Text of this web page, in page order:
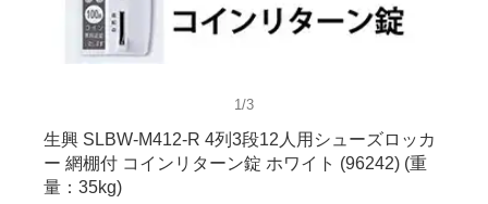
1/3
生興 SLBW-M412-R 4列3段12人用シューズロッカ
ー 網棚付 コインリターン錠 ホワイト (96242) (重
量：35kg)